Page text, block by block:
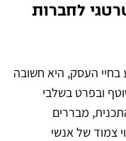
לחברות
בחיי העסק, היא חשובה
ובפרט בשלבי
מבררים
צמוד של אנשי